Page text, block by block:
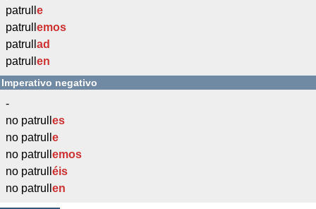
patrull e
patrull emos
patrull ad
patrull en
Imperativo negativo
-
no patrull es
no patrull e
no patrull emos
no patrull éis
no patrull en